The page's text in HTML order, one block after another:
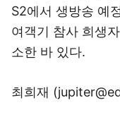
S2에서 생방송 예
여객기 참사 희생
소한 바 있다.
최희재